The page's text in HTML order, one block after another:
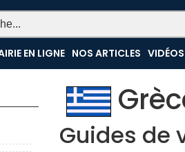
EN LIGNE NOS ARTICLES VIDÉOS
Guides de